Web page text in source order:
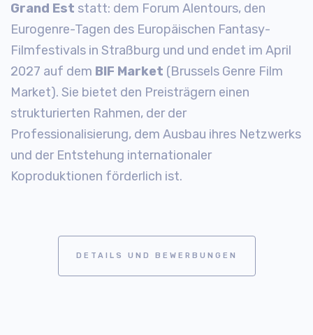
Grand Est statt: dem Forum Alentours, den
Eurogenre-Tagen des Europäischen Fantasy-
Filmfestivals in Straßburg und und endet im April
2027 auf dem BIF Market (Brussels Genre Film
Market). Sie bietet den Preisträgern einen
strukturierten Rahmen, der der
Professionalisierung, dem Ausbau ihres Netzwerks
und der Entstehung internationaler
Koproduktionen förderlich ist.
DETAILS UND BEWERBUNGEN